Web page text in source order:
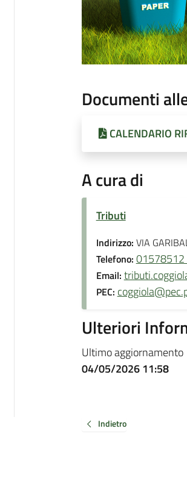
Documenti
CALENDARIO
A cura di
Tributi
Indirizzo: VIA
Telefono: 01578512
Email:
PEC:
Ulteriori
Ultimo aggiornamento
04/05/2026 11:58
Indietro